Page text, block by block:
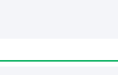
del cojín de asiento:
del cojín de respaldo: